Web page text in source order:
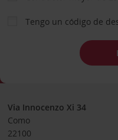
Tengo un código de
Via Innocenzo Xi 34
Como
22100